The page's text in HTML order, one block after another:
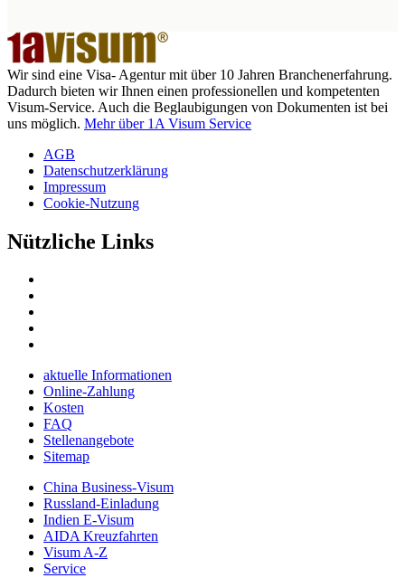
Wir sind eine Visa- Agentur mit über 10 Jahren Branchenerfahrung.
Dadurch bieten wir Ihnen einen professionellen und kompetenten
Visum-Service. Auch die Beglaubigungen von Dokumenten ist bei
uns möglich. Mehr über 1A Visum Service
AGB
Datenschutzerklärung
Impressum
Cookie-Nutzung
Nützliche Links
aktuelle Informationen
Online-Zahlung
Kosten
FAQ
Stellenangebote
Sitemap
China Business-Visum
Russland-Einladung
Indien E-Visum
AIDA Kreuzfahrten
Visum A-Z
Service